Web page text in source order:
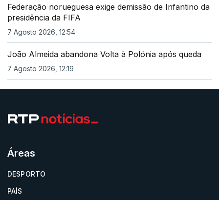
Federação norueguesa exige demissão de Infantino da
presidência da FIFA
7 Agosto 2026, 12:54
João Almeida abandona Volta à Polónia após queda
7 Agosto 2026, 12:19
Áreas
DESPORTO
PAÍS